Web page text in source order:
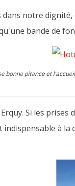
dans notre
bande de
bonne pitance et
Si les
à